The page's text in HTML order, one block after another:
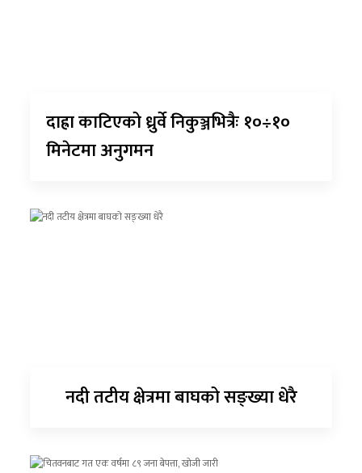
दाह्रा काटिएको ध्रुर्वे निकुञ्जभित्रैः १०÷१०
मिनेटमा अनुगमन
नदी तटीय क्षेत्रमा बाघको सङ्ख्या धेरै